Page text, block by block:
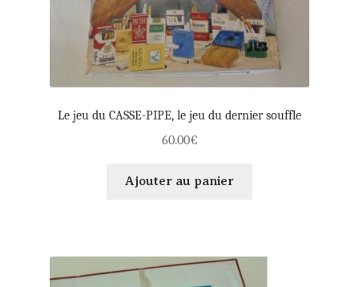
Le jeu du CASSE-PIPE, le jeu du dernier souffle
60.00€
Ajouter au panier